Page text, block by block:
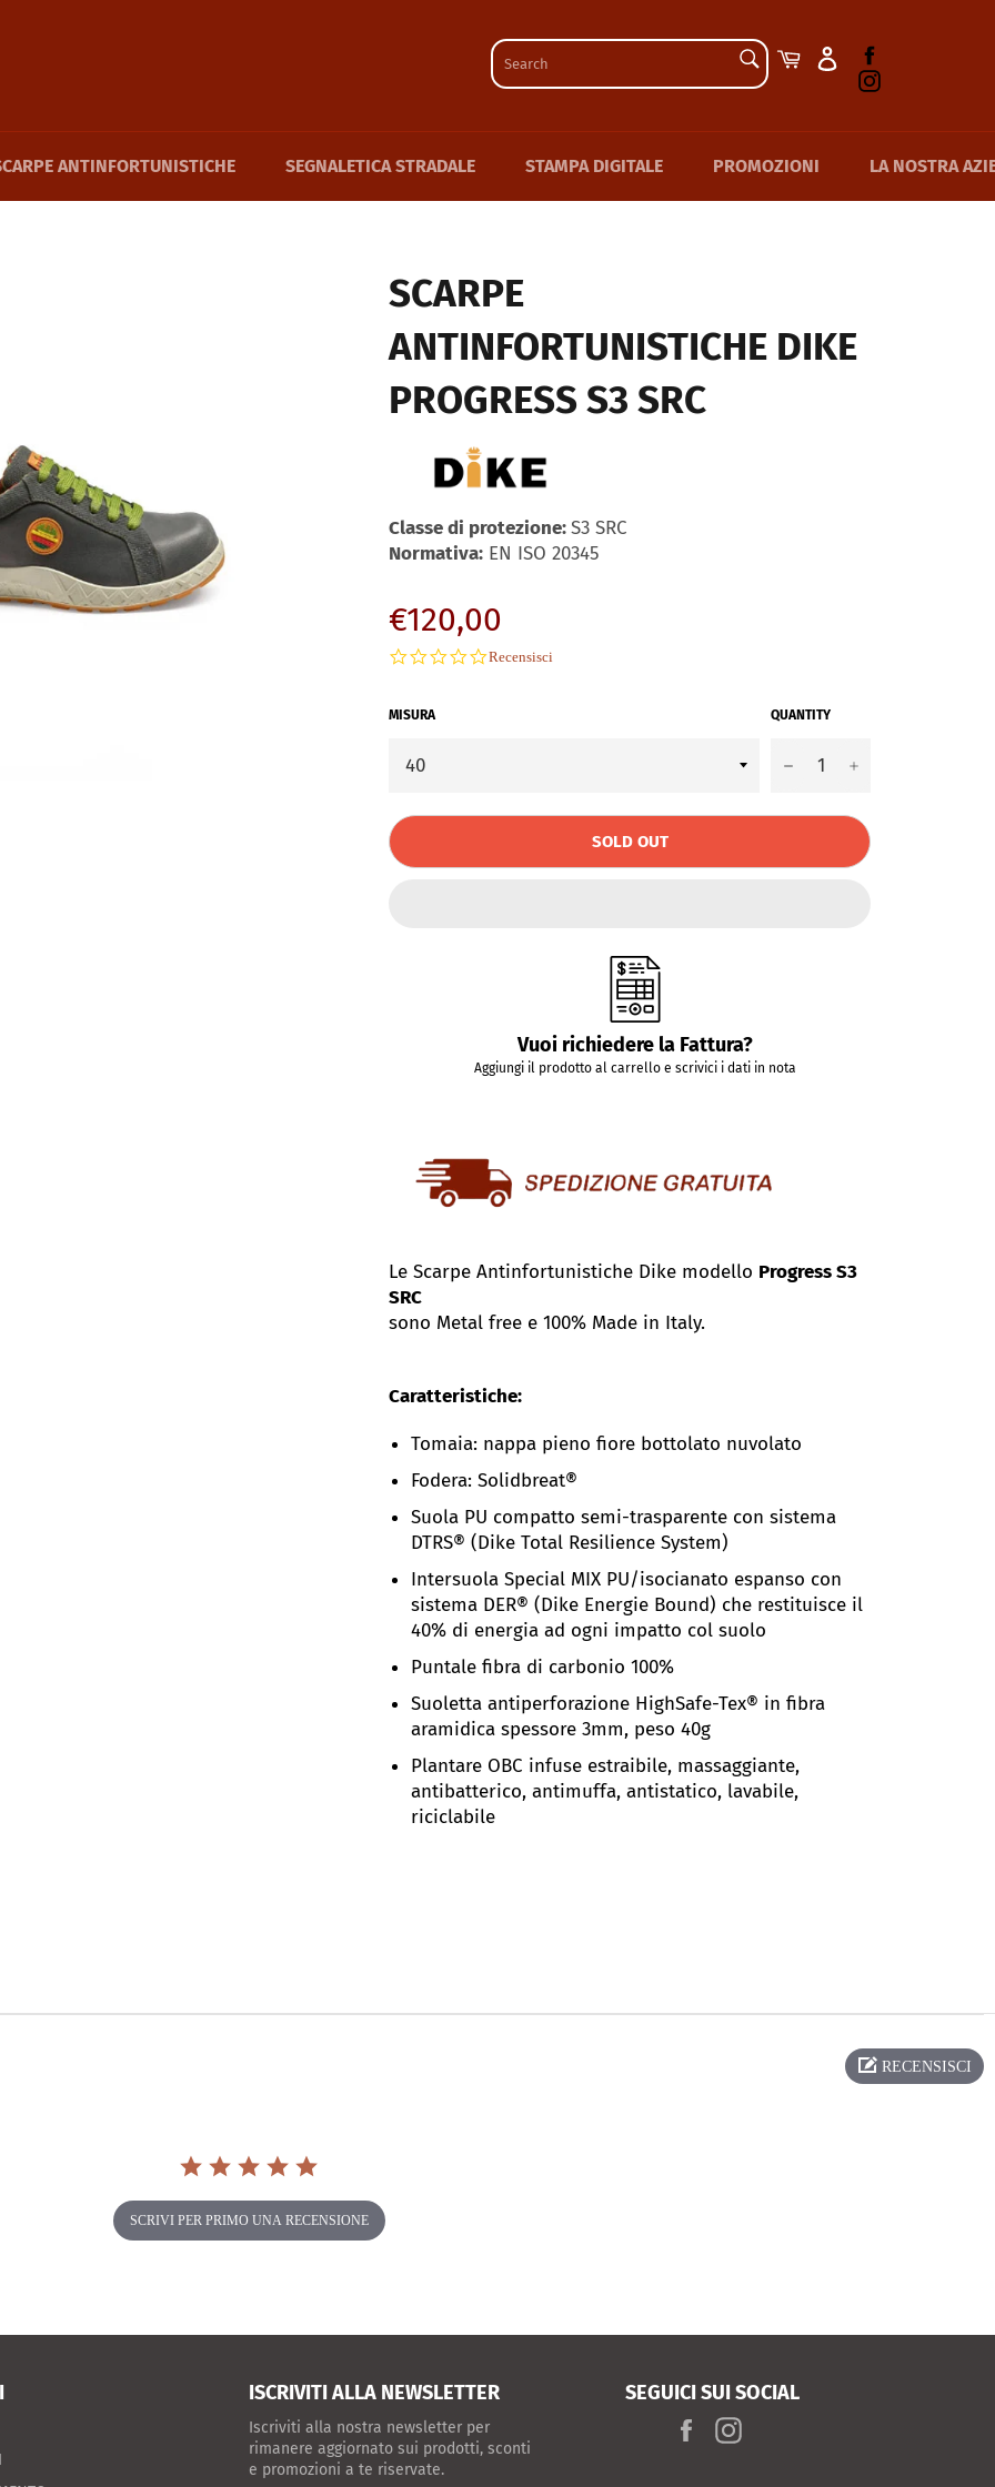
SEARCH
Search
Cart
Instagram
ANTINFORTUNISTICHE SEGNALETICA STRADALE STAMPA DIGITALE PROMOZIONI LA NOSTRA
SCARPE
ANTINFORTUNISTICHE DIKE
PROGRESS S3 SRC
Classe di protezione:S3 SRC
Normativa: EN ISO 20345
Regular
price
€120,00
0.0
Recensisci
MISURA QUANTITY
− +
SOLD OUT
Vuoi richiedere la Fattura?
Aggiungi il prodotto al carrello e scrivici i dati in nota
Le Scarpe Antinfortunistiche Dike modello Progress S3
SRC
sono Metal free e 100% Made in Italy.
Caratteristiche:
Tomaia: nappa pieno fiore bottolato nuvolato
Fodera: Solidbreat®
Suola PU compatto semi-trasparente con sistema
DTRS® (Dike Total Resilience System)
Intersuola Special MIX PU/isocianato espanso con
sistema DER® (Dike Energie Bound) che restituisce il
40% di energia ad ogni impatto col suolo
Puntale fibra di carbonio 100%
Suoletta antiperforazione HighSafe-Tex® in fibra
aramidica spessore 3mm, peso 40g
Plantare OBC infuse estraibile, massaggiante,
antibatterico, antimuffa, antistatico, lavabile,
riciclabile
RECENSISCI
SCRIVI PER PRIMO UNA RECENSIONE
ISCRIVITI ALLA NEWSLETTER
Iscriviti alla nostra newsletter per
rimanere aggiornato sui prodotti, sconti
e promozioni a te riservate.
SEGUICI SUI SOCIAL
Facebook